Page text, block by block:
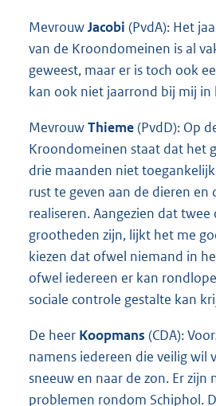
MevrouwJacobi (PvdA): Het
van de Kroondomeinen is al
geweest, maar er is toch ook
kan ook niet jaarrond bij mij
MevrouwThieme(PvdD): Op
Kroondomeinen staat dat het
drie maanden niet
rust te geven aan de dieren en
realiseren. Aangezien dat
grootheden zijn, lijkt het me
kiezen dat ofwel niemand in
ofwel iedereen er kan
sociale controle gestalte kan
De heer Koopmans (CDA):
namens iedereen die veilig wil
sneeuw en naar de zon. Er zijn
problemen rondom Schiphol.